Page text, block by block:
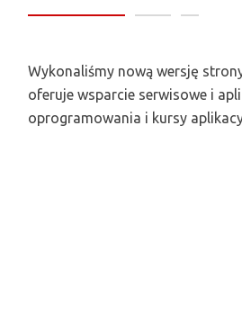
Wykonaliśmy nową wersję
oferuje wsparcie serwisowe i
oprogramowania i kursy